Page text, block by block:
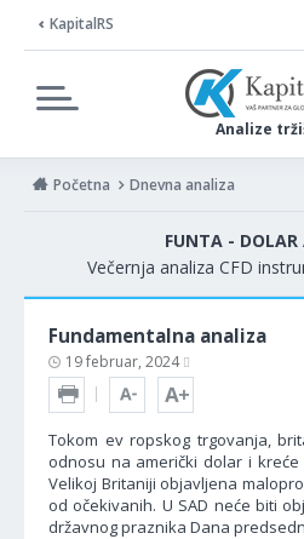
KapitalRS
Analize
Početna Dnevna analiza
FUNTA -
Večernja analiza CFD
Fundamentalna analiza
19 februar, 2024
Tokom ev ropskog trgovanja,
odnosu na američki dolar i kreće
Velikoj Britaniji objavljena
od očekivanih. U SAD neće biti
državnog praznika Dana